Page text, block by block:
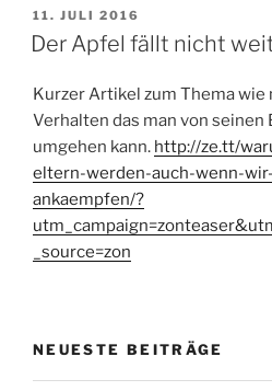
und
Kriegskinder
Ein
ressourcenorientierter
Blick“
VERÖFFENTLICHT
AM
11. JULI 2016
Der Apfel fällt nicht
Kurzer Artikel zum Thema
Verhalten das man von
umgehen kann. http://ze.tt/
eltern-werden-auch-wenn-
ankaempfen/?
_source=zon
NEUESTE BEITRÄGE